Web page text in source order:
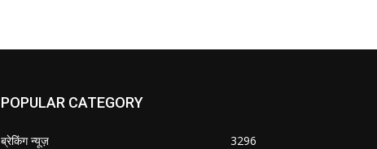
POPULAR CATEGORY
ब्रेकिंग न्यूज़
3296